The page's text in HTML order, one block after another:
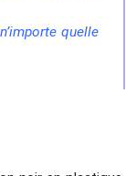
quelle